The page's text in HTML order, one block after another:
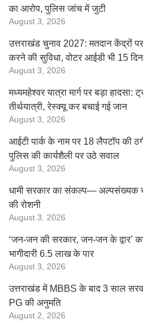
का आरोप, पुलिस जांच में जुटी
August 3, 2026
उत्तराखंड चुनाव 2027: मतदान केंद्रों पर
करने की सुविधा, वोटर आईडी भी 15 दिन
August 3, 2026
मध्यमहेश्वर यात्रा मार्ग पर बड़ा हादसा:
तीर्थयात्री, रेस्क्यू कर बचाई गई जान
August 3, 2026
आईटी पार्क के नाम पर 18 लैपटॉप की
पुलिस की कार्यशैली पर उठे सवाल
August 3, 2026
धामी सरकार का संकल्प— अल्पसंख्यक
की रोशनी
August 3, 2026
‘जन-जन की सरकार, जन-जन के द्वार’
भागीदारी 6.5 लाख के पार
August 3, 2026
उत्तराखंड में MBBS के बाद 3 साल
PG की अनुमति
August 2, 2026